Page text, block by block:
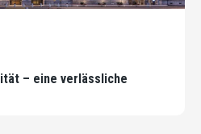
– eine verlässliche